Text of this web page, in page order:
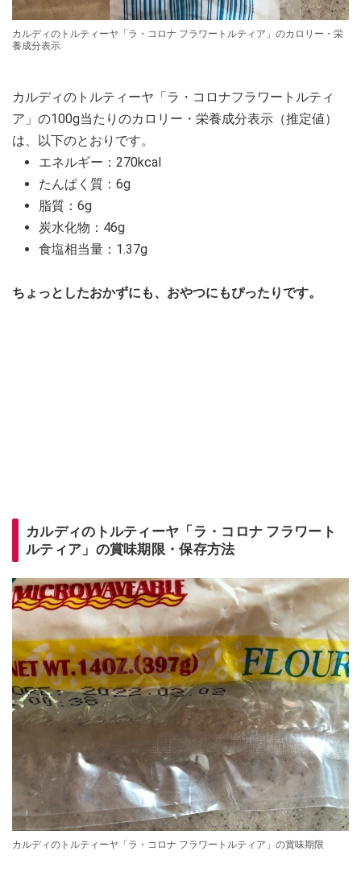
カルディのトルティーヤ「ラ・コロナ フラワートルティア」のカロリー・栄
養成分表示
カルディのトルティーヤ「ラ・コロナフラワートルティ
ア」の100g当たりのカロリー・栄養成分表示（推定値）
は、以下のとおりです。
エネルギー：270kcal
たんぱく質：6g
脂質：6g
炭水化物：46g
食塩相当量：1.37g
ちょっとしたおかずにも、おやつにもぴったりです。
カルディのトルティーヤ「ラ・コロナ フラワート
ルティア」の賞味期限・保存方法
カルディのトルティーヤ「ラ・コロナ フラワートルティア」の賞味期限